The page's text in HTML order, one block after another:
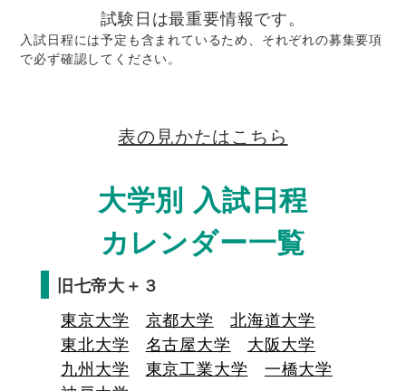
試験日は最重要情報です。
入試日程には予定も含まれているため、それぞれの募集要項
で必ず確認してください。
表の見かたはこちら
大学別 入試日程
カレンダー一覧
旧七帝大＋３
東京大学
京都大学
北海道大学
東北大学
名古屋大学
大阪大学
九州大学
東京工業大学
一橋大学